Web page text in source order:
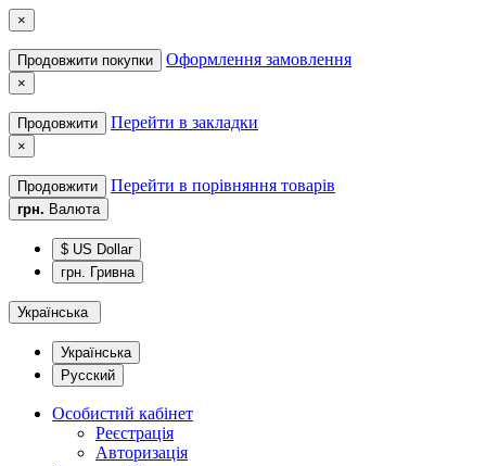
×
Продовжити покупки Оформлення замовлення
×
Продовжити Перейти в закладки
×
Продовжити Перейти в порівняння товарів
грн. Валюта
$ US Dollar
грн. Гривна
Українська
Українська
Русский
Особистий кабінет
Реєстрація
Авторизація